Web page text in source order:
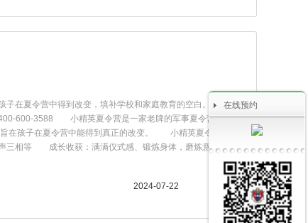
在夏令营中得到改变，填补学校和家庭教育的空白。那么济
600-3588​ 小精英夏令营是一家老牌的军事夏令营，今年
在孩子在夏令营中能得到真正的改变。 小精英夏令营经典
相等 成长收获：满满仪式感、锻炼身体，磨炼意志，学
303
2024-07-22
在线预约